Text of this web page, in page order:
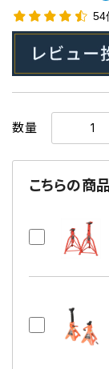
54
数量
こちらの商